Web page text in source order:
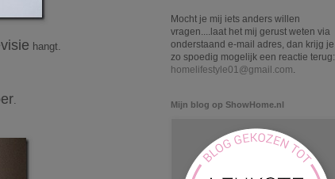
hangt.
Mocht je mij iets anders willen
vragen....laat het mij gerust weten via
onderstaand e-mail adres, dan krijg je
zo spoedig mogelijk een reactie terug:
homelifestyle01@gmail.com.
Mijn blog op ShowHome.nl